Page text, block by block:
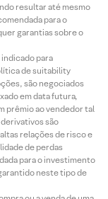
resultar até mesmo
para o
garantias sobre o
para
de suitability
são negociados
em data futura,
prêmio ao vendedor tal
são
relações de risco e
de perdas
para o investimento
neste tipo de